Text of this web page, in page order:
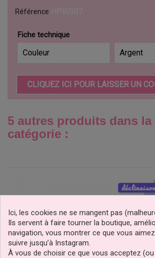
Référence
Fiche technique
Couleur Argent
CLIQUEZ ICI POUR LAISSER UN
5 autres produits dans la
catégorie :
Ici, les cookies ne se mangent pas
Ils servent à faire tourner la boutique,
navigation, vous montrer ce que vous
suivre jusqu’à Instagram.
À vous de choisir ce que vous acceptez